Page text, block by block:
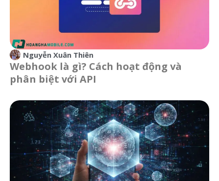
Nguyễn Xuân Thiên
Webhook là gì? Cách hoạt động và
phân biệt với API